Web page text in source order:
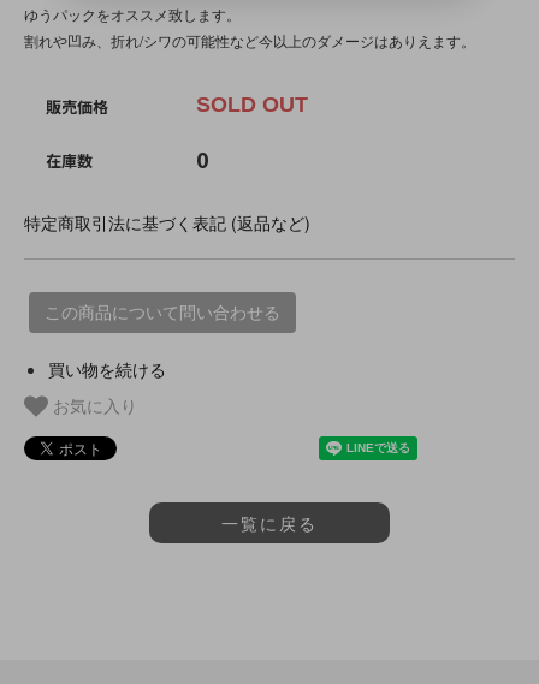
ゆうパックをオススメ致します。
割れや凹み、折れ/シワの可能性など今以上のダメージはありえます。
販売価格 SOLD OUT
在庫数 0
特定商取引法に基づく表記 (返品など)
この商品について問い合わせる
買い物を続ける
お気に入り
一覧に戻る